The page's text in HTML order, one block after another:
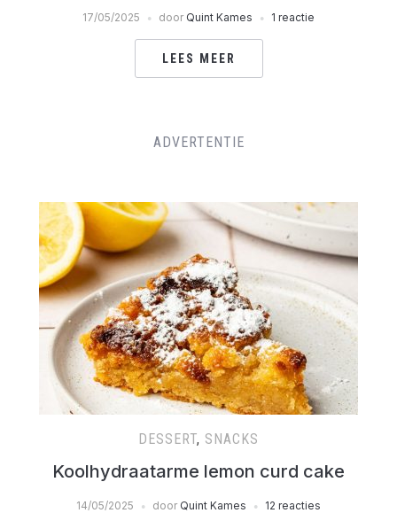
17/05/2025 door Quint Kames 1 reactie
LEES MEER
ADVERTENTIE
DESSERT, SNACKS
Koolhydraatarme lemon curd cake
14/05/2025 door Quint Kames 12 reacties